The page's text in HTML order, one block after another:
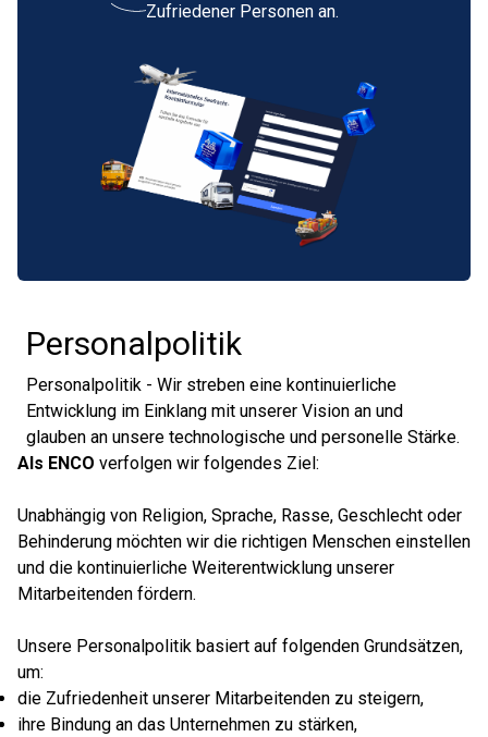
Zufriedener Personen an.
Personalpolitik
Personalpolitik - Wir streben eine kontinuierliche
Entwicklung im Einklang mit unserer Vision an und
glauben an unsere technologische und personelle Stärke.
Als ENCO verfolgen wir folgendes Ziel:
Unabhängig von Religion, Sprache, Rasse, Geschlecht oder
Behinderung möchten wir die richtigen Menschen einstellen
und die kontinuierliche Weiterentwicklung unserer
Mitarbeitenden fördern.
Unsere Personalpolitik basiert auf folgenden Grundsätzen,
um:
die Zufriedenheit unserer Mitarbeitenden zu steigern,
ihre Bindung an das Unternehmen zu stärken,